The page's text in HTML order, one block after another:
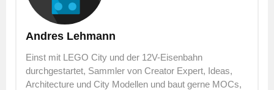
Andres Lehmann
Einst mit LEGO City und der 12V-Eisenbahn
durchgestartet, Sammler von Creator Expert, Ideas,
Architecture und City Modellen und baut gerne MOCs,